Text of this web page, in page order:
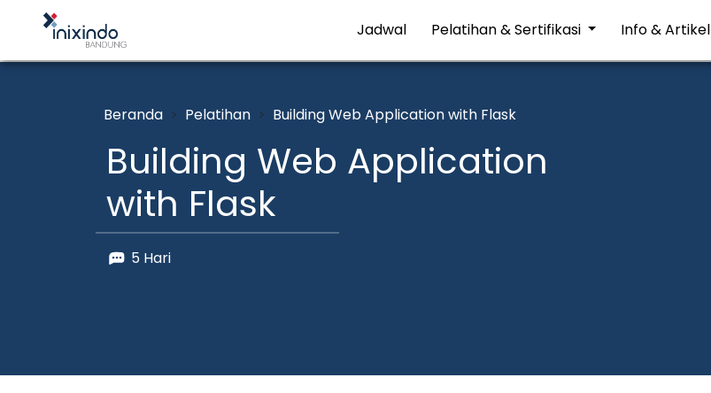
Jadwal Pelatihan & Sertifikasi Info & Artikel
Beranda Pelatihan Building Web Application with Flask
Building Web Application
with Flask
5 Hari